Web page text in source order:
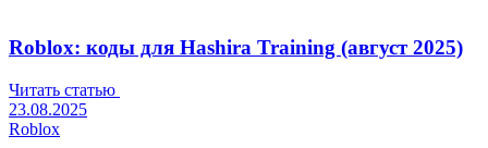
Roblox: коды для Hashira Training (август 2025)
Читать статью
23.08.2025
Roblox